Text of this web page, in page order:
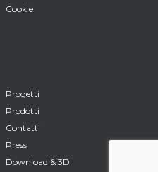
Cookie
Progetti
Prodotti
Contatti
Press
Download & 3D